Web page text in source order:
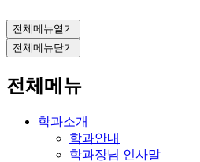
전체메뉴열기
전체메뉴닫기
전체메뉴
학과소개
학과안내
학과장님 인사말